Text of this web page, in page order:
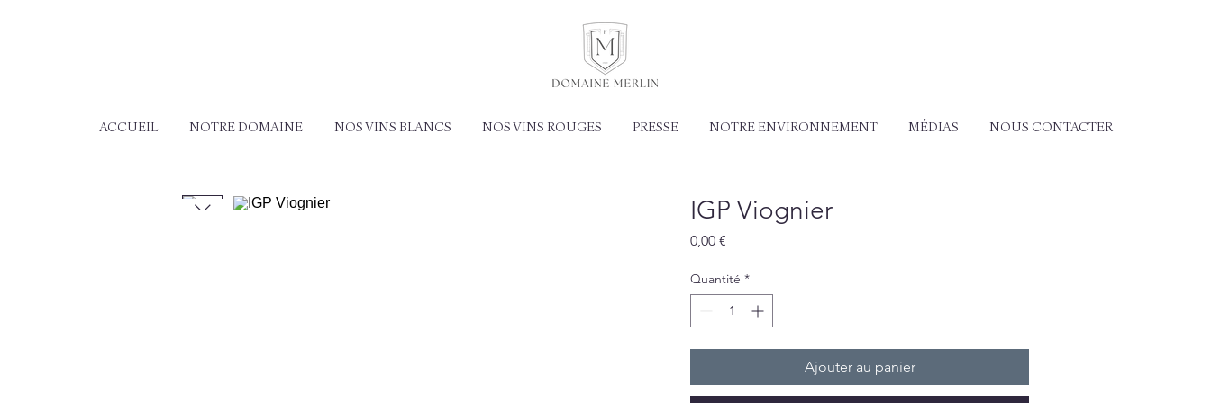
IGP Viognier
0,00 €
Quantité *
Ajouter au panier
ACCUEIL NOTRE DOMAINE NOS VINS BLANCS NOS VINS ROUGES PRESSE NOTRE ENVIRONNEMENT MÉDIAS NOUS CONTACTER